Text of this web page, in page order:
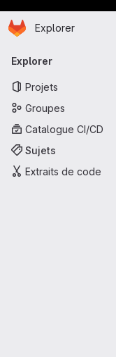
Passer au contenu principal
Page d'accueil
Explorer
Navigation
Explorer
Projets
Groupes
Catalogue CI/CD
Sujets
Extraits de code